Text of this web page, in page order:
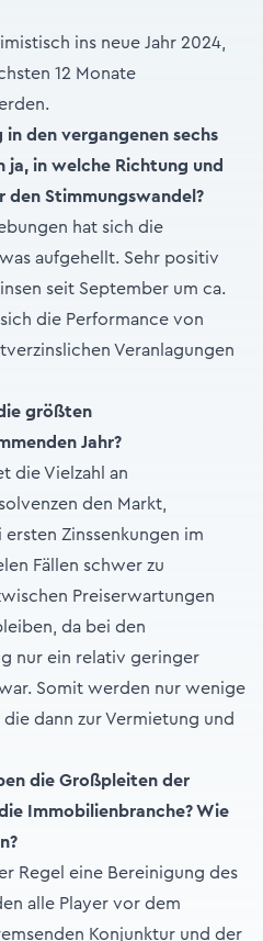
ins neue Jahr 2024,
12 Monate
in den vergangenen sechs
ja, in welche Richtung und
den Stimmungswandel?
hat sich die
aufgehellt. Sehr positiv
seit September um ca.
die Performance von
Veranlagungen
größten
Jahr?
die Vielzahl an
den Markt,
Zinssenkungen im
Fällen schwer zu
Preiserwartungen
da bei den
nur ein relativ geringer
Somit werden nur wenige
dann zur Vermietung und
die Großpleiten der
Immobilienbranche? Wie
Regel eine Bereinigung des
alle Player vor dem
Konjunktur und der